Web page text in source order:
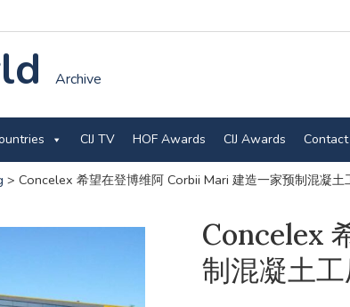
Archive
CIJ TV HOF Awards CIJ Awards Contact
> Concelex 希望在登博维阿 Corbii Mari 建造一家预制混凝土
Concelex
制混凝土